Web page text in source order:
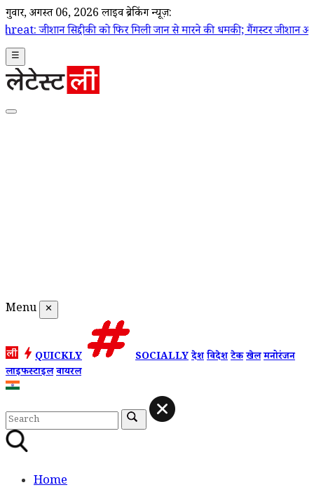
गुरूवार, अगस्त 06, 2026 लाइव ब्रेकिंग न्यूज़:
को फिर मिली जान से मारने की धमकी; गैंगस्टर जीशान अख्तर का वॉयस
☰
Menu ✕
QUICKLY SOCIALLYदेशविदेशटेकखेलमनोरंजन
लाइफस्टाइलवायरल
Home